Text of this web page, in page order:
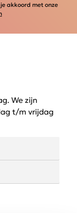
akkoord met onze
We zijn
t/m vrijdag